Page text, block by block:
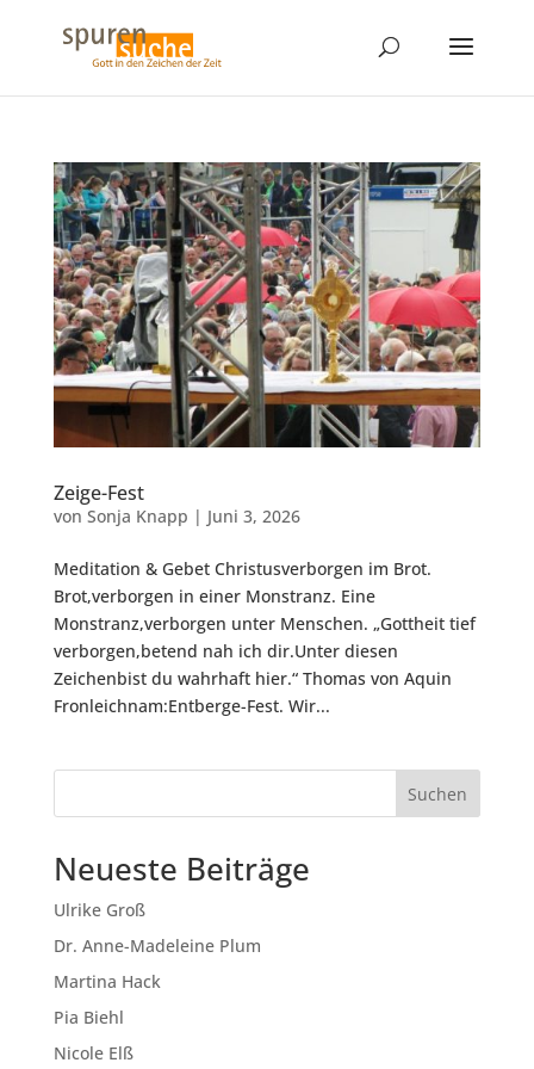
Zeige-Fest
von Sonja Knapp | Juni 3, 2026
Meditation & Gebet Christusverborgen im Brot.
Brot,verborgen in einer Monstranz. Eine
Monstranz,verborgen unter Menschen. „Gottheit tief
verborgen,betend nah ich dir.Unter diesen
Zeichenbist du wahrhaft hier.“ Thomas von Aquin
Fronleichnam:Entberge-Fest. Wir...
Suchen
Neueste Beiträge
Ulrike Groß
Dr. Anne-Madeleine Plum
Martina Hack
Pia Biehl
Nicole Elß